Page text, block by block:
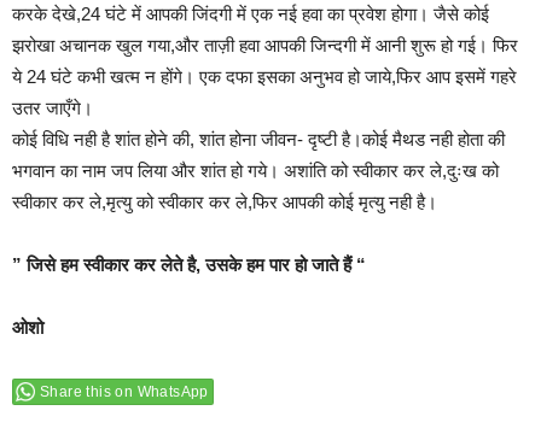
करके देखे,24 घंटे में आपकी जिंदगी में एक नई हवा का प्रवेश होगा। जैसे कोई
झरोखा अचानक खुल गया,और ताज़ी हवा आपकी जिन्दगी में आनी शुरू हो गई। फिर
ये 24 घंटे कभी खत्म न होंगे। एक दफा इसका अनुभव हो जाये,फिर आप इसमें गहरे
उतर जाएँगे।
कोई विधि नही है शांत होने की, शांत होना जीवन- दृष्टी है।कोई मैथड नही होता की
भगवान का नाम जप लिया और शांत हो गये। अशांति को स्वीकार कर ले,दुःख को
स्वीकार कर ले,मृत्यु को स्वीकार कर ले,फिर आपकी कोई मृत्यु नही है।
” जिसे हम स्वीकार कर लेते है, उसके हम पार हो जाते हैं “
ओशो
Share this on WhatsApp